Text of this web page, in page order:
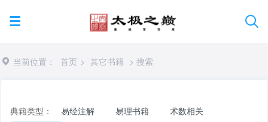
当前位置： 首页 > 其它书籍 > 搜索
典籍类型： 易经注解 易理书籍
术数相关